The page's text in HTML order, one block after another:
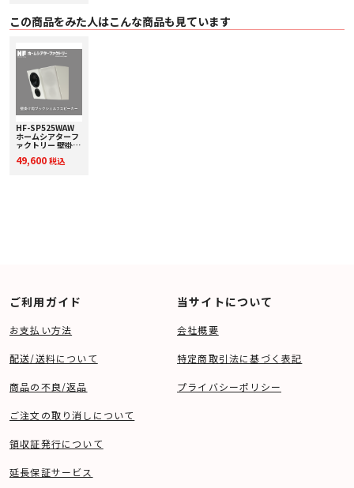
この商品をみた人はこんな商品も見ています
HF-SP525WAW
ホームシアターフ
ァクトリー 壁掛け
下取り査定額20%
49,600 税込
ご利用ガイド
お支払い方法
配送/送料について
商品の不良/返品
ご注文の取り消しについて
領収証発行について
延長保証サービス
当サイトについて
会社概要
特定商取引法に基づく表記
プライバシーポリシー